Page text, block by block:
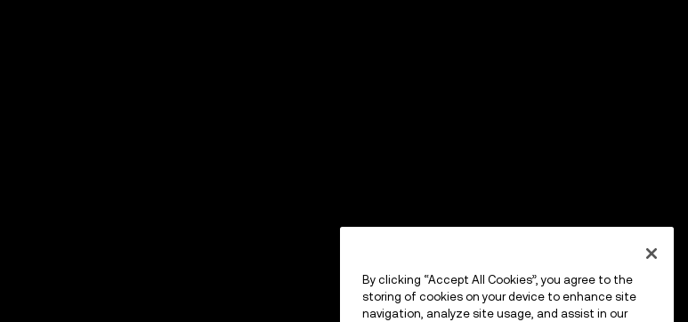
By clicking “Accept All Cookies”, you agree to the
storing of cookies on your device to enhance site
navigation, analyze site usage, and assist in our